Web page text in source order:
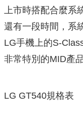
上市時搭配合麼系
還有一段時間，系
LG手機上的S-
非常特別的MID產品
LG GT540規格表